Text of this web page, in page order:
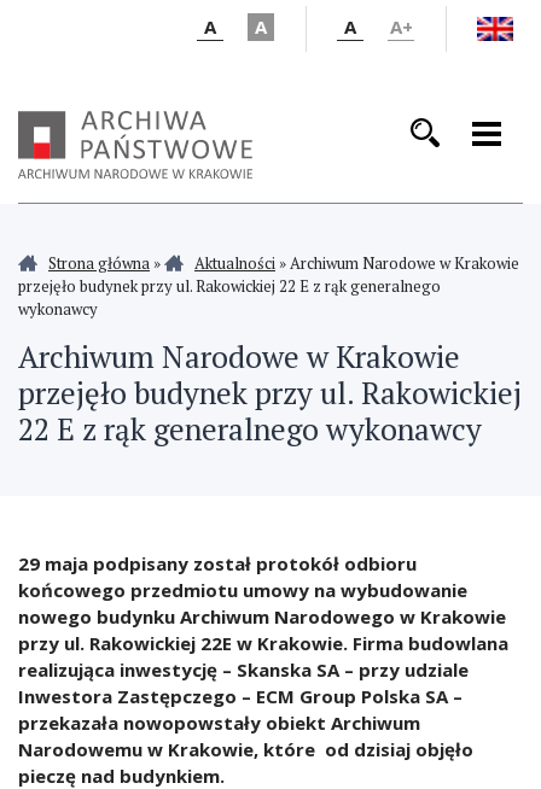
A A A A+
Strona główna » Aktualności »Archiwum Narodowe w Krakowie
przejęło budynek przy ul. Rakowickiej 22 E z rąk generalnego
wykonawcy
Archiwum Narodowe w Krakowie
przejęło budynek przy ul. Rakowickiej
22 E z rąk generalnego wykonawcy
29 maja podpisany został protokół odbioru
końcowego przedmiotu umowy na wybudowanie
nowego budynku Archiwum Narodowego w Krakowie
przy ul. Rakowickiej 22E w Krakowie. Firma budowlana
realizująca inwestycję – Skanska SA – przy udziale
Inwestora Zastępczego – ECM Group Polska SA –
przekazała nowopowstały obiekt Archiwum
Narodowemu w Krakowie, które od dzisiaj objęło
pieczę nad budynkiem.